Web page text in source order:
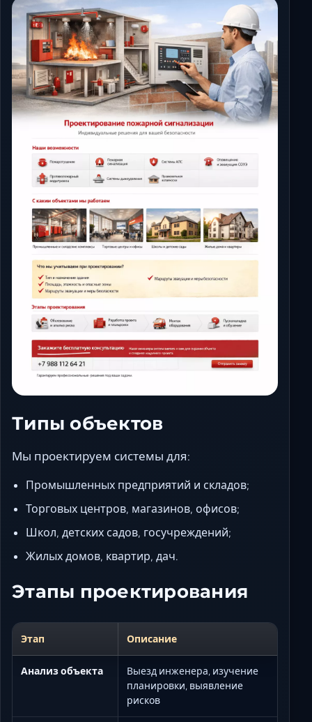
Типы объектов
Мы проектируем системы для:
Промышленных предприятий и складов;
Торговых центров, магазинов, офисов;
Школ, детских садов, госучреждений;
Жилых домов, квартир, дач.
Этапы проектирования
Этап Описание
Анализ объекта
Выезд инженера, изучение
планировки, выявление
рисков